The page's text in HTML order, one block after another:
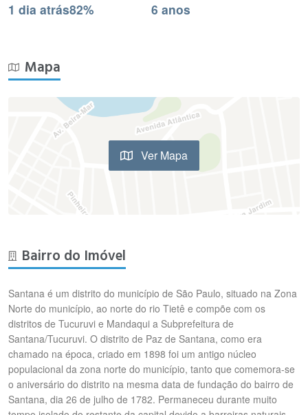
1 dia atrás82% 6 anos
Mapa
Ver Mapa
Bairro do Imóvel
Santana é um distrito do município de São Paulo, situado na Zona
Norte do município, ao norte do rio Tietê e compõe com os
distritos de Tucuruvi e Mandaqui a Subprefeitura de
Santana/Tucuruvi. O distrito de Paz de Santana, como era
chamado na época, criado em 1898 foi um antigo núcleo
populacional da zona norte do município, tanto que comemora-se
o aniversário do distrito na mesma data de fundação do bairro de
Santana, dia 26 de julho de 1782. Permaneceu durante muito